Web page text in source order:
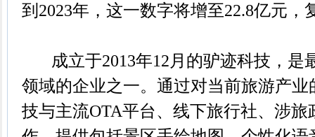
到2023年，这一数字将增至22.8亿元，
成立于2013年12月的驴迹科技，是
领域的企业之一。通过对当前旅游产
技与主流OTA平台、线下旅行社、涉